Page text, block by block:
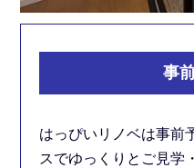
事
はっぴいリノベは事前
スでゆっくりとご見学